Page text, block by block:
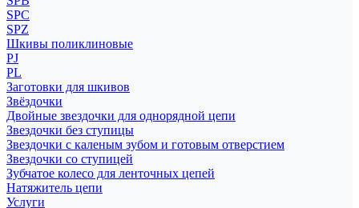
SPC
SPZ
Шкивы поликлиновые
PJ
PL
Заготовки для шкивов
Звёздочки
Двойные звездочки для однорядной цепи
Звездочки без ступицы
Звездочки с каленым зубом и готовым отверстием
Звездочки со ступицей
Зубчатое колесо для ленточных цепей
Натяжитель цепи
Услуги